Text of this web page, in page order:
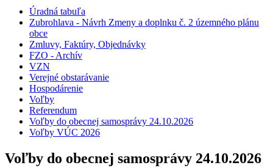
Úradná tabuľa
Zubrohlava - Návrh Zmeny a doplnku č. 2 územného plánu
obce
Zmluvy, Faktúry, Objednávky
FZO - Archív
VZN
Verejné obstarávanie
Hospodárenie
Voľby
Referendum
Voľby do obecnej samosprávy 24.10.2026
Voľby VÚC 2026
Voľby do obecnej samosprávy 24.10.2026